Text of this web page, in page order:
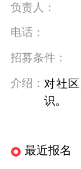
负责人：
电话：
招募条件：
介绍： 对社
识。
最近报名